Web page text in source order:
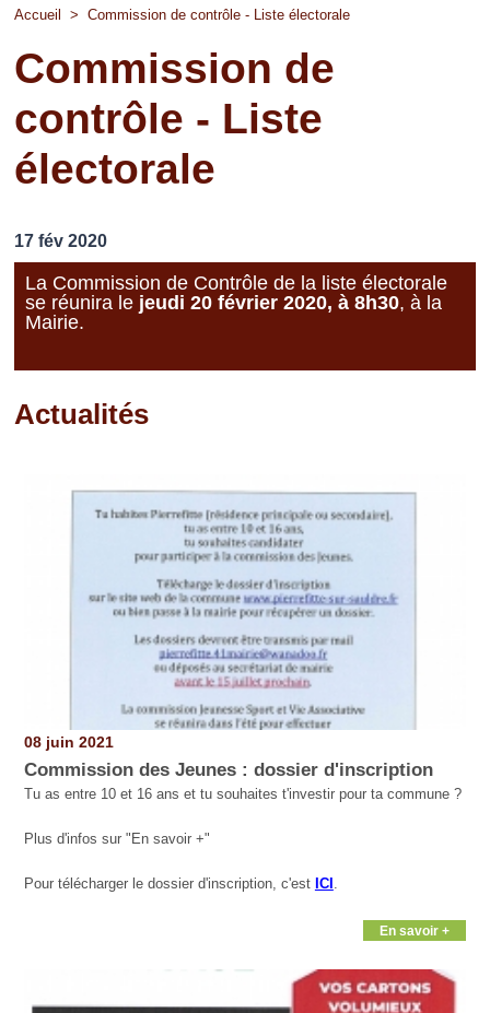
Accueil
La mairie
Découvrir Pierrefitte
Vie pratique
Accueil > Commission de contrôle - Liste électorale
Commission de
contrôle - Liste
électorale
17 fév 2020
La Commission de Contrôle de la liste électorale
se réunira le jeudi 20 février 2020, à 8h30, à la
Mairie.
Actualités
08 juin 2021
Commission des Jeunes : dossier d'inscription
Tu as entre 10 et 16 ans et tu souhaites t'investir pour ta commune ?
Plus d'infos sur "En savoir +"
Pour télécharger le dossier d'inscription, c'est ICI
En savoir +